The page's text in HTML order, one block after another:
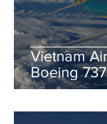
Vietnam
Boeing
accélérer